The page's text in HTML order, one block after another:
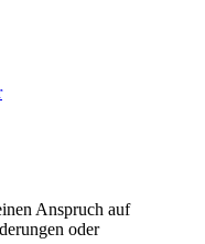
Anspruch auf
oder